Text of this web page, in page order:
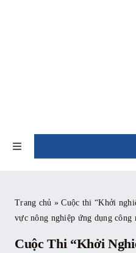
Toggle
Navigation
Giới thiệu
Trang chủ »Cuộc thi “Khởi
vực nông nghiệp ứng dụng công
Cuộc Thi “Khởi